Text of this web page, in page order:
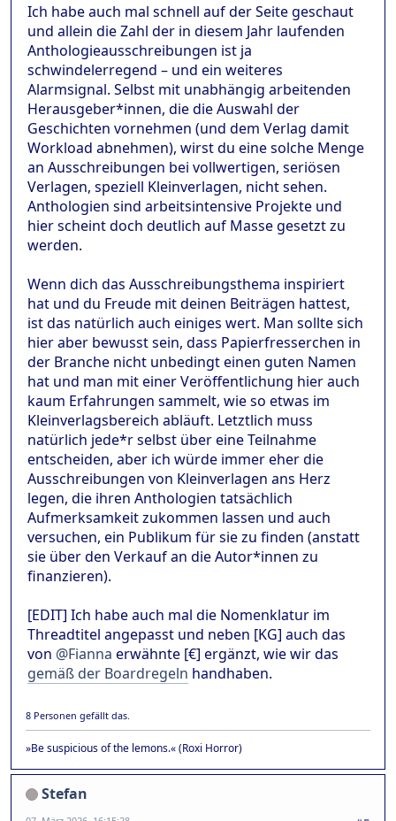
Ich habe auch mal schnell auf der Seite geschaut
und allein die Zahl der in diesem Jahr laufenden
Anthologieausschreibungen ist ja
schwindelerregend – und ein weiteres
Alarmsignal. Selbst mit unabhängig arbeitenden
Herausgeber*innen, die die Auswahl der
Geschichten vornehmen (und dem Verlag damit
Workload abnehmen), wirst du eine solche Menge
an Ausschreibungen bei vollwertigen, seriösen
Verlagen, speziell Kleinverlagen, nicht sehen.
Anthologien sind arbeitsintensive Projekte und
hier scheint doch deutlich auf Masse gesetzt zu
werden.
Wenn dich das Ausschreibungsthema inspiriert
hat und du Freude mit deinen Beiträgen hattest,
ist das natürlich auch einiges wert. Man sollte sich
hier aber bewusst sein, dass Papierfresserchen in
der Branche nicht unbedingt einen guten Namen
hat und man mit einer Veröffentlichung hier auch
kaum Erfahrungen sammelt, wie so etwas im
Kleinverlagsbereich abläuft. Letztlich muss
natürlich jede*r selbst über eine Teilnahme
entscheiden, aber ich würde immer eher die
Ausschreibungen von Kleinverlagen ans Herz
legen, die ihren Anthologien tatsächlich
Aufmerksamkeit zukommen lassen und auch
versuchen, ein Publikum für sie zu finden (anstatt
sie über den Verkauf an die Autor*innen zu
finanzieren).
[EDIT] Ich habe auch mal die Nomenklatur im
Threadtitel angepasst und neben [KG] auch das
von @Fianna erwähnte [€] ergänzt, wie wir das
gemäß der Boardregeln handhaben.
8 Personen gefällt das.
»Be suspicious of the lemons.« (Roxi Horror)
Stefan